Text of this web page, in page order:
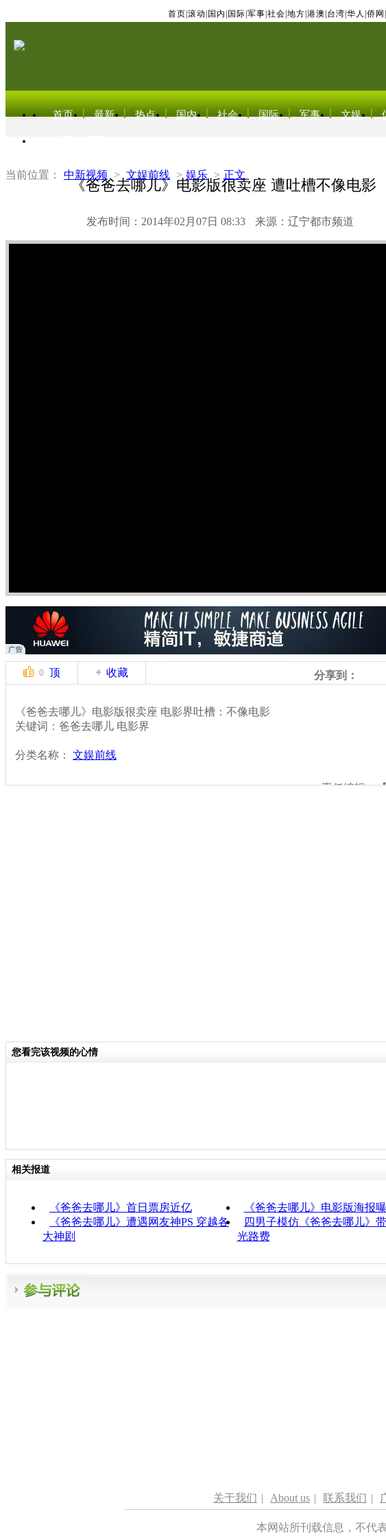
首页 滚动 国内 国际 军事 社会 地方 港澳 台湾 华人 侨网
首页 最新 热点 国内 社会 国际 军事 文娱
当前位置： 中新视频 > 文娱前线 > 娱乐 > 正文
《爸爸去哪儿》电影版很卖座 遭吐槽不像电影
发布时间：2014年02月07日 08:33 来源：辽宁都市频道
0 顶 收藏 分享到：
《爸爸去哪儿》电影版很卖座 电影界吐槽：不像电影
关键词：爸爸去哪儿 电影界
分类名称： 文娱前线
责任编辑：
您看完该视频的心情
相关报道
《爸爸去哪儿》首日票房近亿
《爸爸去哪儿》电影版海报
《爸爸去哪儿》遭遇网友神PS 穿越各
大神剧
四男子模仿《爸爸去哪儿》
光路费
关于我们 | About us | 联系我们 |
本网站所刊载信息，不代